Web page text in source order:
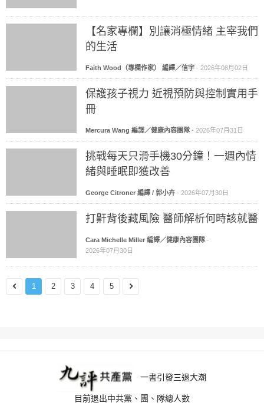
【名家專欄】別讓消極情緒 主宰我們
的生活
Faith Wood（專欄作家） 編譯／信宇 - 2026年08月02日
保護孩子視力 近視預防與控制實用手
冊
Mercura Wang 編譯／健康內容團隊 - 2026年07月31日
挑戰每天只滑手機30分鐘！一週內情
緒與睡眠即獲改善
George Citroner 編譯 / 郭小卉 - 2026年07月30日
打鼾背後藏風險 醫師解析何時該就醫
Cara Michelle Miller 編譯／健康內容團隊 -
2026年07月30日
1 2 3 4 5
一書引發三退大潮
目前退出中共黨、團、隊總人數